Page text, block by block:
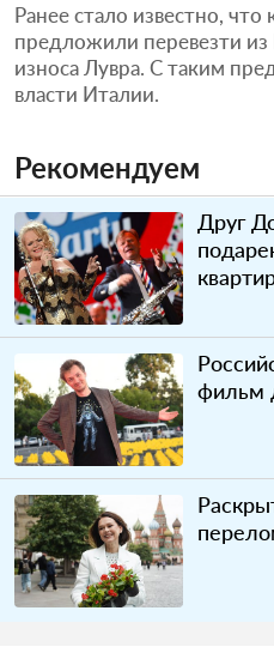
Ранее стало известно,
предложили перевезти
износа Лувра. С таким
власти Италии.
Рекомендуем
Друг
фильм